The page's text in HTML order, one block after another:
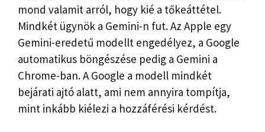
mond valamit arról, hogy kié a tőkeáttétel.
Mindkét ügynök a Gemini-n fut. Az Apple egy
Gemini-eredetű modellt engedélyez, a Google
automatikus böngészése pedig a Gemini a
Chrome-ban. A Google a modell mindkét
bejárati ajtó alatt, ami nem annyira tompítja,
mint inkább kiélezi a hozzáférési kérdést.